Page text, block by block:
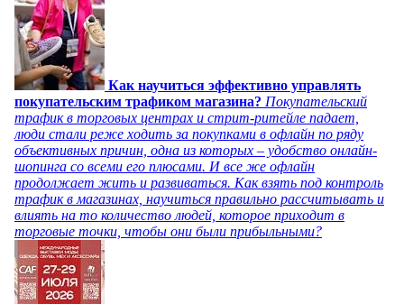
Как научиться эффективно управлять
покупательским трафиком магазина? Покупательский
трафик в торговых центрах и стрит-ритейле падает,
люди стали реже ходить за покупками в офлайн по ряду
объективных причин, одна из которых – удобство онлайн-
шопинга со всеми его плюсами. И все же офлайн
продолжает жить и развиваться. Как взять под контроль
трафик в магазинах, научиться правильно рассчитывать и
влиять на то количество людей, которое приходит в
торговые точки, чтобы они были прибыльными?